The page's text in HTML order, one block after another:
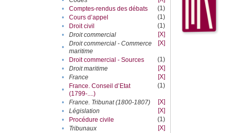
•
Comptes-rendus des débats
(1)
•
Cours d’appel
(1)
•
Droit civil
(1)
•
Droit commercial
[X]
•
Droit commercial - Commerce
maritime
[X]
• Droit commercial - Sources
(1)
•
Droit maritime
[X]
•
France
[X]
•
France. Conseil d’Etat
(1799-....)
(1)
• France. Tribunat (1800-1807)
[X]
•
Législation
[X]
•
Procédure civile
(1)
•
Tribunaux
[X]